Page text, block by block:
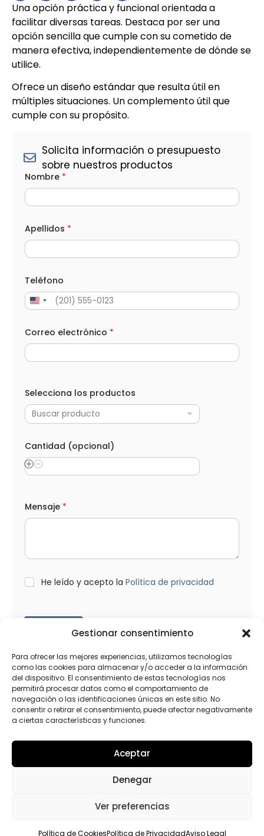
Gestionar consentimiento
Para ofrecer las mejores experiencias, utilizamos tecnologías
como las cookies para almacenar y/o acceder a la información
del dispositivo. El consentimiento de estas tecnologías nos
permitirá procesar datos como el comportamiento de
navegación o las identificaciones únicas en este sitio. No
consentir o retirar el consentimiento, puede afectar negativamente
a ciertas características y funciones.
Aceptar
Denegar
Ver preferencias
Política de CookiesPolítica de PrivacidadAviso Legal
Una opción práctica y funcional orientada a
facilitar diversas tareas. Destaca por ser una
opción sencilla que cumple con su cometido de
manera efectiva, independientemente de dónde se
utilice.
Ofrece un diseño estándar que resulta útil en
múltiples situaciones. Un complemento útil que
cumple con su propósito.
Solicita información o presupuesto
sobre nuestros productos
p
e
d
o
s
*
e
s
a
e
Nombre *
Apellidos *
Teléfono
Correo electrónico *
Selecciona los productos
Buscar producto
Cantidad (opcional)
Mensaje *
L
O
*
He leído y acepto la Política de privacidad
Productos relacionados